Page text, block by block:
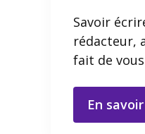
Savoir
rédacteur,
fait de
En